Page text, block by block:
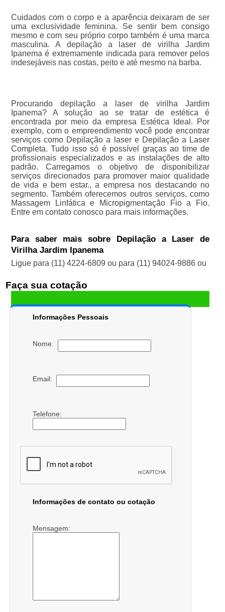
Cuidados com o corpo e a aparência deixaram de ser
uma exclusividade feminina. Se sentir bem consigo
mesmo e com seu próprio corpo também é uma marca
masculina. A depilação a laser de virilha Jardim
Ipanema é extremamente indicada para remover pelos
indesejáveis nas costas, peito e até mesmo na barba.
Procurando depilação a laser de virilha Jardim
Ipanema? A solução ao se tratar de estética é
encontrada por meio da empresa Estética Ideal. Por
exemplo, com o empreendimento você pode encontrar
serviços como Depilação a laser e Depilação a Laser
Completa. Tudo isso só é possível graças ao time de
profissionais especializados e as instalações de alto
padrão. Carregamos o objetivo de disponibilizar
serviços direcionados para promover maior qualidade
de vida e bem estar., a empresa nos destacando no
segmento. Também oferecemos outros serviços, como
Massagem Linfática e Micropigmentação Fio a Fio.
Entre em contato conosco para mais informações.
Para saber mais sobre Depilação a Laser de
Virilha Jardim Ipanema
Ligue para (11) 4224-6809 ou para (11) 94024-9886ou
Faça sua cotação
Informações Pessoais
Nome:
Email:
Telefone:
Informações de contato ou cotação
Mensagem: